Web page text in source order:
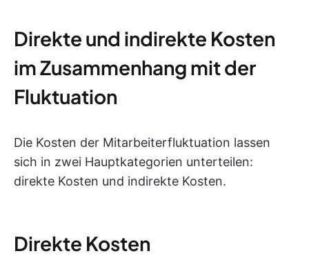
Direkte und indirekte Kosten
im Zusammenhang mit der
Fluktuation
Die Kosten der Mitarbeiterfluktuation lassen
sich in zwei Hauptkategorien unterteilen:
direkte Kosten und indirekte Kosten.
Direkte Kosten